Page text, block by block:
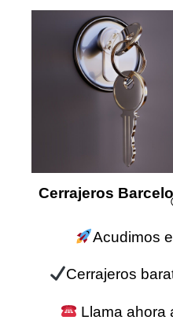
Cerrajeros
Acudimos
Cerrajeros
Llama ahora